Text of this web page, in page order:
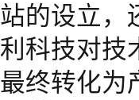
站的设立，
利科技对技
最终转化为